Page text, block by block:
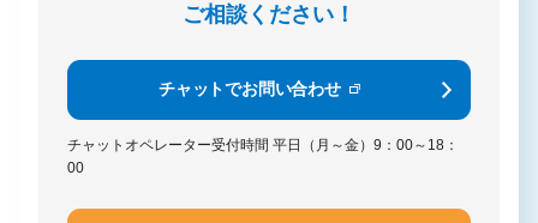
ご相談ください！
チャットでお問い合わせ
チャットオペレーター受付時間 平日（月～金）9：00～18：
00